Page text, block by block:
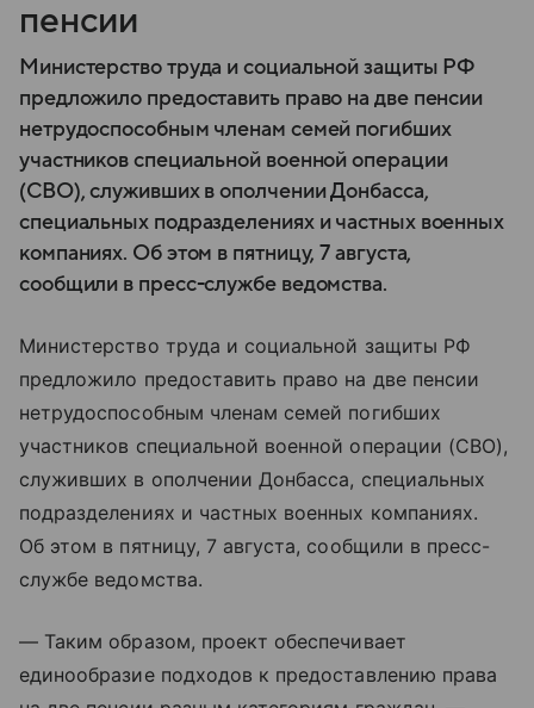
пенсии
Министерство труда и социальной защиты РФ
предложило предоставить право на две пенсии
нетрудоспособным членам семей погибших
участников специальной военной операции
(СВО), служивших в ополчении Донбасса,
специальных подразделениях и частных военных
компаниях. Об этом в пятницу, 7 августа,
сообщили в пресс-службе ведомства.
Министерство труда и социальной защиты РФ
предложило предоставить право на две пенсии
нетрудоспособным членам семей погибших
участников специальной военной операции (СВО),
служивших в ополчении Донбасса, специальных
подразделениях и частных военных компаниях.
Об этом в пятницу, 7 августа, сообщили в пресс-
службе ведомства.
— Таким образом, проект обеспечивает
единообразие подходов к предоставлению права